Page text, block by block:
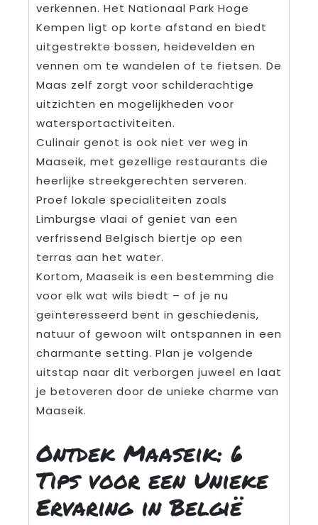
verkennen. Het Nationaal Park Hoge
Kempen ligt op korte afstand en biedt
uitgestrekte bossen, heidevelden en
vennen om te wandelen of te fietsen. De
Maas zelf zorgt voor schilderachtige
uitzichten en mogelijkheden voor
watersportactiviteiten.
Culinair genot is ook niet ver weg in
Maaseik, met gezellige restaurants die
heerlijke streekgerechten serveren.
Proef lokale specialiteiten zoals
Limburgse vlaai of geniet van een
verfrissend Belgisch biertje op een
terras aan het water.
Kortom, Maaseik is een bestemming die
voor elk wat wils biedt – of je nu
geïnteresseerd bent in geschiedenis,
natuur of gewoon wilt ontspannen in een
charmante setting. Plan je volgende
uitstap naar dit verborgen juweel en laat
je betoveren door de unieke charme van
Maaseik.
Ontdek Maaseik: 6
Tips voor een Unieke
Ervaring in België